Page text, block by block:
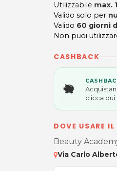
Utilizzabile max.
Valido solo per
Valido 60 giorni
Non puoi
CASHBACK
clicca qui
DOVE USARE
Beauty
Via Carlo